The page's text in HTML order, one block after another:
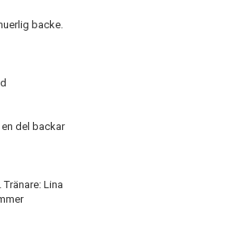
backe.
del backar
Lina